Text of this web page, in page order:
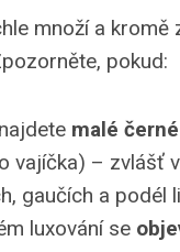
množí a kromě
pokud:
malé
vajíčka) – zvlášť
gaučích a podél
luxování se